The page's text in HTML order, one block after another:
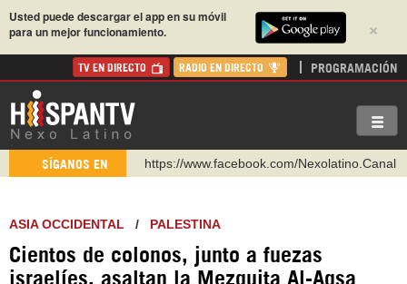
×
Usted puede descargar el app en su móvil
para un mejor funcionamiento.
TV EN DIRECTO RADIO EN DIRECTO PROGRAMACIÓN
SÍGANOS EN
https://www.facebook.com/Nexolatino.Canal
https://www.youtube.com/@nexo_latino
https://t.me/hispantvcanal
https://urmedium.com/c/hispantv
ASIA OCCIDENTAL / PALESTINA
Cientos de colonos, junto a fuezas
israelíes, asaltan la Mezquita Al-Aqsa